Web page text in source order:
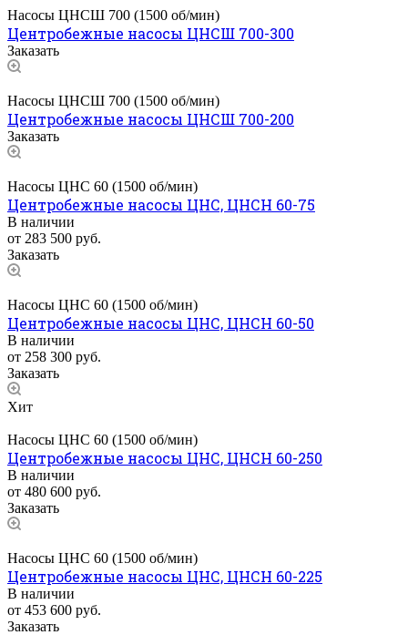
Насосы ЦНСШ 700 (1500 об/мин)
Центробежные насосы ЦНСШ 700-300
Заказать
Насосы ЦНСШ 700 (1500 об/мин)
Центробежные насосы ЦНСШ 700-200
Заказать
Насосы ЦНС 60 (1500 об/мин)
Центробежные насосы ЦНС, ЦНСН 60-75
В наличии
от 283 500 руб.
Заказать
Насосы ЦНС 60 (1500 об/мин)
Центробежные насосы ЦНС, ЦНСН 60-50
В наличии
от 258 300 руб.
Заказать
Хит
Насосы ЦНС 60 (1500 об/мин)
Центробежные насосы ЦНС, ЦНСН 60-250
В наличии
от 480 600 руб.
Заказать
Насосы ЦНС 60 (1500 об/мин)
Центробежные насосы ЦНС, ЦНСН 60-225
В наличии
от 453 600 руб.
Заказать